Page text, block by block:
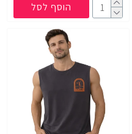
הוסף לסל